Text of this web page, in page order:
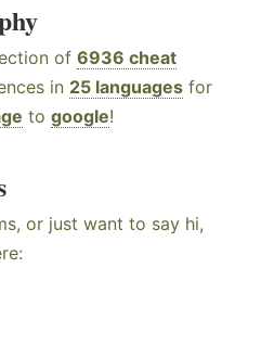
of 6936 cheat
in 25 languages for
to google!
or just want to say hi,